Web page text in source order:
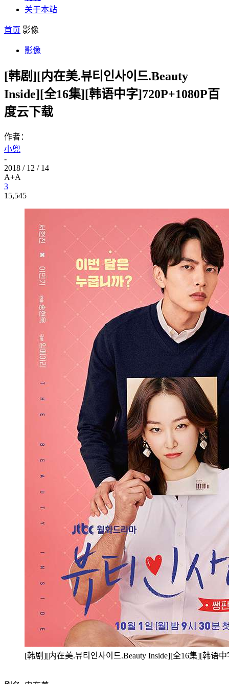
关于本站
首页 影像
影像
[韩剧][内在美.뷰티인사이드.Beauty
Inside][全16集][韩语中字]720P+1080P百
度云下载
作者：
小兜
-
2018 / 12 / 14
A+A
3
15,545
[韩剧][内在美.뷰티인사이드.Beauty Inside][全16集][韩语中